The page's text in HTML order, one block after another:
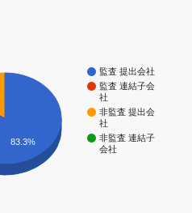
監査 提出会社
監査 連結子会
社
非監査 提出会
社
非監査 連結子
会社
83.3%